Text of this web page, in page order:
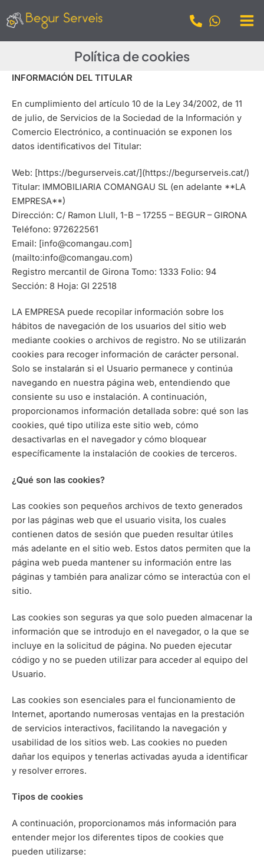
Política de cookies
INFORMACIÓN DEL TITULAR
En cumplimiento del artículo 10 de la Ley 34/2002, de 11
de julio, de Servicios de la Sociedad de la Información y
Comercio Electrónico, a continuación se exponen los
datos identificativos del Titular:
Web: [https://begurserveis.cat/](https://begurserveis.cat/)
Titular: IMMOBILIARIA COMANGAU SL (en adelante **LA
EMPRESA**)
Dirección: C/ Ramon Llull, 1-B – 17255 – BEGUR – GIRONA
Teléfono: 972622561
Email: [info@comangau.com]
(mailto:info@comangau.com)
Registro mercantil de Girona Tomo: 1333 Folio: 94
Sección: 8 Hoja: GI 22518
LA EMPRESA puede recopilar información sobre los
hábitos de navegación de los usuarios del sitio web
mediante cookies o archivos de registro. No se utilizarán
cookies para recoger información de carácter personal.
Solo se instalarán si el Usuario permanece y continúa
navegando en nuestra página web, entendiendo que
consiente su uso e instalación. A continuación,
proporcionamos información detallada sobre: qué son las
cookies, qué tipo utiliza este sitio web, cómo
desactivarlas en el navegador y cómo bloquear
específicamente la instalación de cookies de terceros.
¿Qué son las cookies?
Las cookies son pequeños archivos de texto generados
por las páginas web que el usuario visita, los cuales
contienen datos de sesión que pueden resultar útiles
más adelante en el sitio web. Estos datos permiten que la
página web pueda mantener su información entre las
páginas y también para analizar cómo se interactúa con el
sitio.
Las cookies son seguras ya que solo pueden almacenar la
información que se introdujo en el navegador, o la que se
incluye en la solicitud de página. No pueden ejecutar
código y no se pueden utilizar para acceder al equipo del
Usuario.
Las cookies son esenciales para el funcionamiento de
Internet, aportando numerosas ventajas en la prestación
de servicios interactivos, facilitando la navegación y
usabilidad de los sitios web. Las cookies no pueden
dañar los equipos y tenerlas activadas ayuda a identificar
y resolver errores.
Tipos de cookies
A continuación, proporcionamos más información para
entender mejor los diferentes tipos de cookies que
pueden utilizarse: